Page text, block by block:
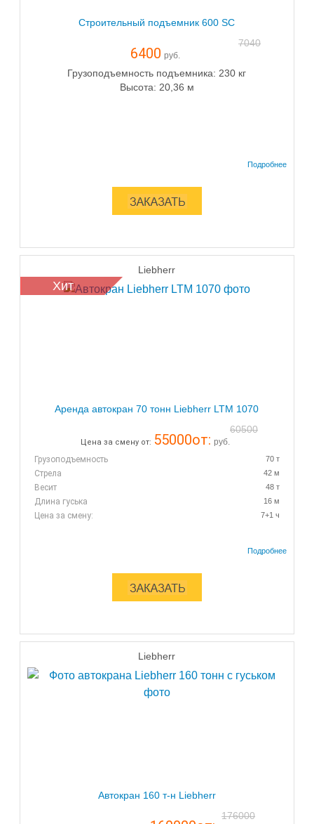
Строительный подъемник 600 SC
7040
6400 руб.
Грузоподъемность подъемника: 230 кг
Высота: 20,36 м
Хит
Liebherr
Аренда автокран 70 тонн Liebherr LTM 1070
60500
Цена за смену от: 55000от: руб.
Грузоподъемность
70 т
Стрела 42 м
Весит 48 т
Длина гуська 16 м
Цена за смену: 7+1 ч
Liebherr
Автокран 160 т-н Liebherr
176000